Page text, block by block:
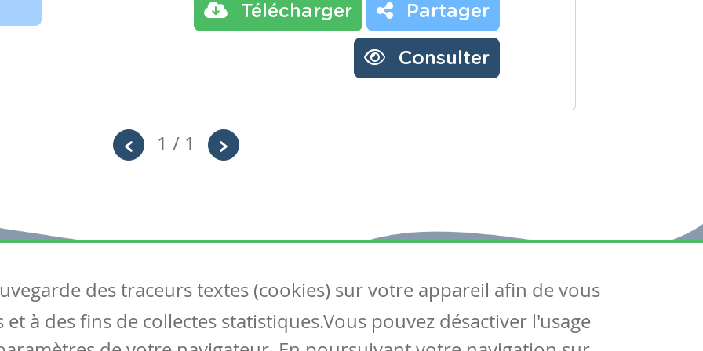
Télécharger Partager
Consulter
1 / 1
Articles
Tous les articles
Articles DYS
Suivez-nous
Contactez-nous
Soutien scolaire
des traceurs textes (cookies) sur votre appareil afin de vous
à des fins de collectes statistiques.Vous pouvez désactiver l'usage